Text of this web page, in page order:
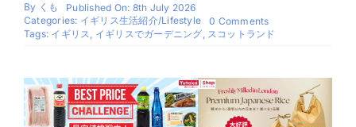
By くも
Published On: 8th July 2026
Categories: イギリス生活紹介/Lifestyle 0 Commentson
庭
リ
ア
ン
Tags: イギリス, イギリスでガーデニング, スコットランド